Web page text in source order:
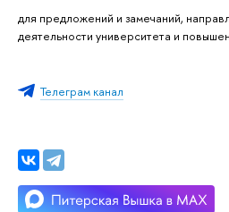
для предложений и замечаний,
деятельности университета и
Телеграм канал